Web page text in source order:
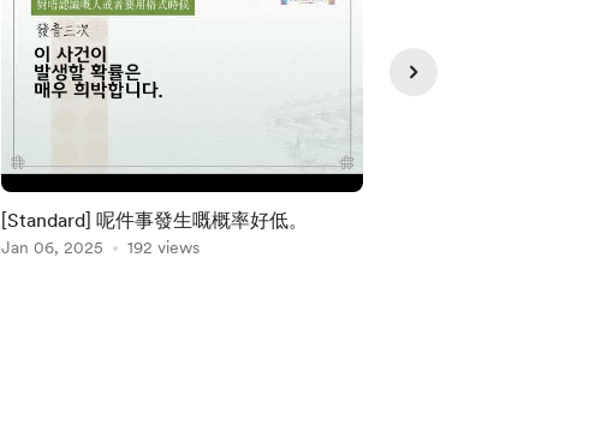
[Standard] 呢件事發生嘅概率好低。
Jan 06, 2025 192 views